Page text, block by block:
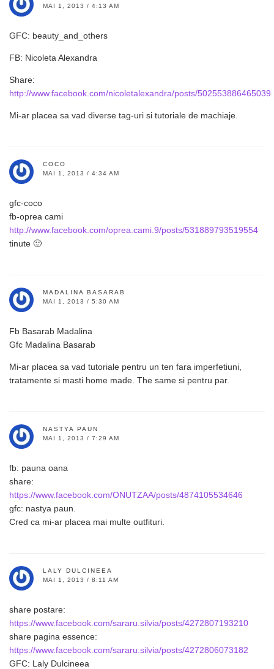
MAI 1, 2013 / 4:13 AM
GFC: beauty_and_others
FB: Nicoleta Alexandra
Share:
http://www.facebook.com/nicoletalexandra/posts/502553886465039
Mi-ar placea sa vad diverse tag-uri si tutoriale de machiaje.
COCO
MAI 1, 2013 / 4:34 AM
gfc-coco
fb-oprea cami
http://www.facebook.com/oprea.cami.9/posts/531889793519554
tinute 🙂
MADALINA BASARAB
MAI 1, 2013 / 5:30 AM
Fb Basarab Madalina
Gfc Madalina Basarab
Mi-ar placea sa vad tutoriale pentru un ten fara imperfetiuni,
tratamente si masti home made. The same si pentru par.
NASTYA PAUN
MAI 1, 2013 / 7:29 AM
fb: pauna oana
share:
https://www.facebook.com/ONUTZAA/posts/4874105534646
gfc: nastya paun.
Cred ca mi-ar placea mai multe outfituri.
LALY DULCINEEA
MAI 1, 2013 / 8:11 AM
share postare:
https://www.facebook.com/sararu.silvia/posts/4272807193210
share pagina essence:
https://www.facebook.com/sararu.silvia/posts/4272806073182
GFC: Laly Dulcineea